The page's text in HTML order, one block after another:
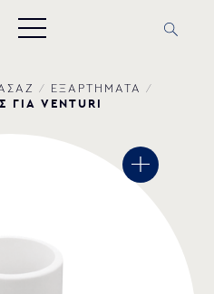
/ ΕΞΑΡΤΗΜΑΤΑ /
VENTURI